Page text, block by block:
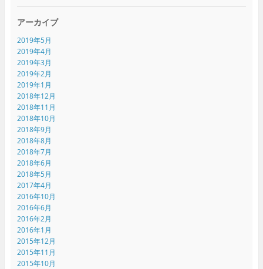
アーカイブ
2019年5月
2019年4月
2019年3月
2019年2月
2019年1月
2018年12月
2018年11月
2018年10月
2018年9月
2018年8月
2018年7月
2018年6月
2018年5月
2017年4月
2016年10月
2016年6月
2016年2月
2016年1月
2015年12月
2015年11月
2015年10月